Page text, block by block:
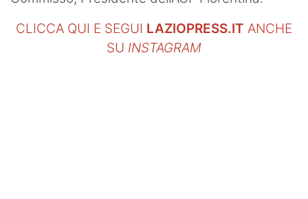
CLICCA QUI E SEGUI LAZIOPRESS.IT ANCHE
SU INSTAGRAM